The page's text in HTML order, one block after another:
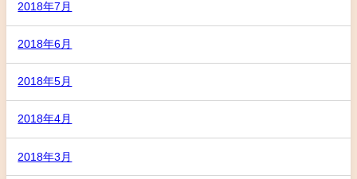
2018年7月
2018年6月
2018年5月
2018年4月
2018年3月